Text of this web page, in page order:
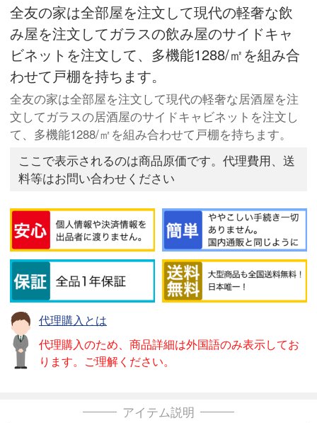
全友の家は全部屋を注文して現代の軽奢な飲
み屋を注文してガラスの飲み屋のサイドキャ
ビネットを注文して、多機能1288/㎡を組み合
わせて戸棚を持ちます。
全友の家は全部屋を注文して現代の軽奢な居酒屋を注
文してガラスの居酒屋のサイドキャビネットを注文し
て、多機能1288/㎡を組み合わせて戸棚を持ちます。
ここで表示されるのは商品原価です。代理費用、送
料等はお問い合わせください
代理購入とは
代理購入のため、商品詳細は外国語のみ表示してお
ります。ご理解ください。
アイテム説明